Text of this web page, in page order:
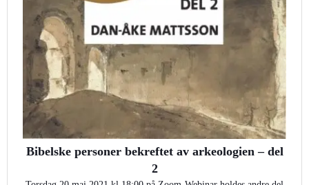
Bibelske personer bekreftet av arkeologien – del
2